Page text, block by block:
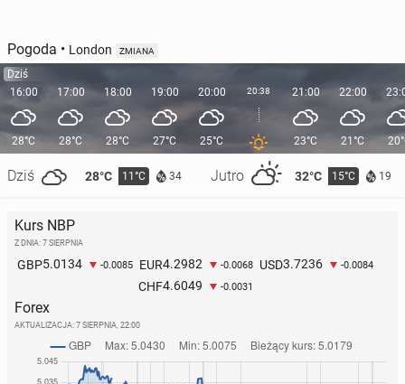
Pogoda • London ZMIANA
Dziś
16:00
28°C
Dziś 28°C 11°C 34 Jutro 32°C 15°C 19
17:00
28°C
18:00
28°C
19:00
27°C
20:00
25°C
20:38 21:00
23°C
22:00
21°C
Kurs NBP
Z DNIA: 7 SIERPNIA
GBP5.0134 -0.0085 EUR4.2982 -0.0068 USD3.7236 -0.0084
CHF4.6049 -0.0031
Forex
AKTUALIZACJA: 7 SIERPNIA, 22:00